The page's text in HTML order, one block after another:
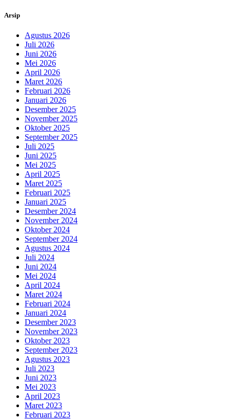
Arsip
Agustus 2026
Juli 2026
Juni 2026
Mei 2026
April 2026
Maret 2026
Februari 2026
Januari 2026
Desember 2025
November 2025
Oktober 2025
September 2025
Juli 2025
Juni 2025
Mei 2025
April 2025
Maret 2025
Februari 2025
Januari 2025
Desember 2024
November 2024
Oktober 2024
September 2024
Agustus 2024
Juli 2024
Juni 2024
Mei 2024
April 2024
Maret 2024
Februari 2024
Januari 2024
Desember 2023
November 2023
Oktober 2023
September 2023
Agustus 2023
Juli 2023
Juni 2023
Mei 2023
April 2023
Maret 2023
Februari 2023